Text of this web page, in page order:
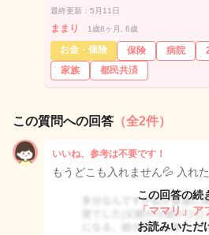
最終更新：5月11日
ままり 1歳8ヶ月, 6歳
お金・保険 保険 病院
家族
都民共済
この質問への回答 （全2件）
いいね、参考は不要です！
もうどこも入れません💦 入れ
この回答の続
「ママリ」ア
お読みいただ